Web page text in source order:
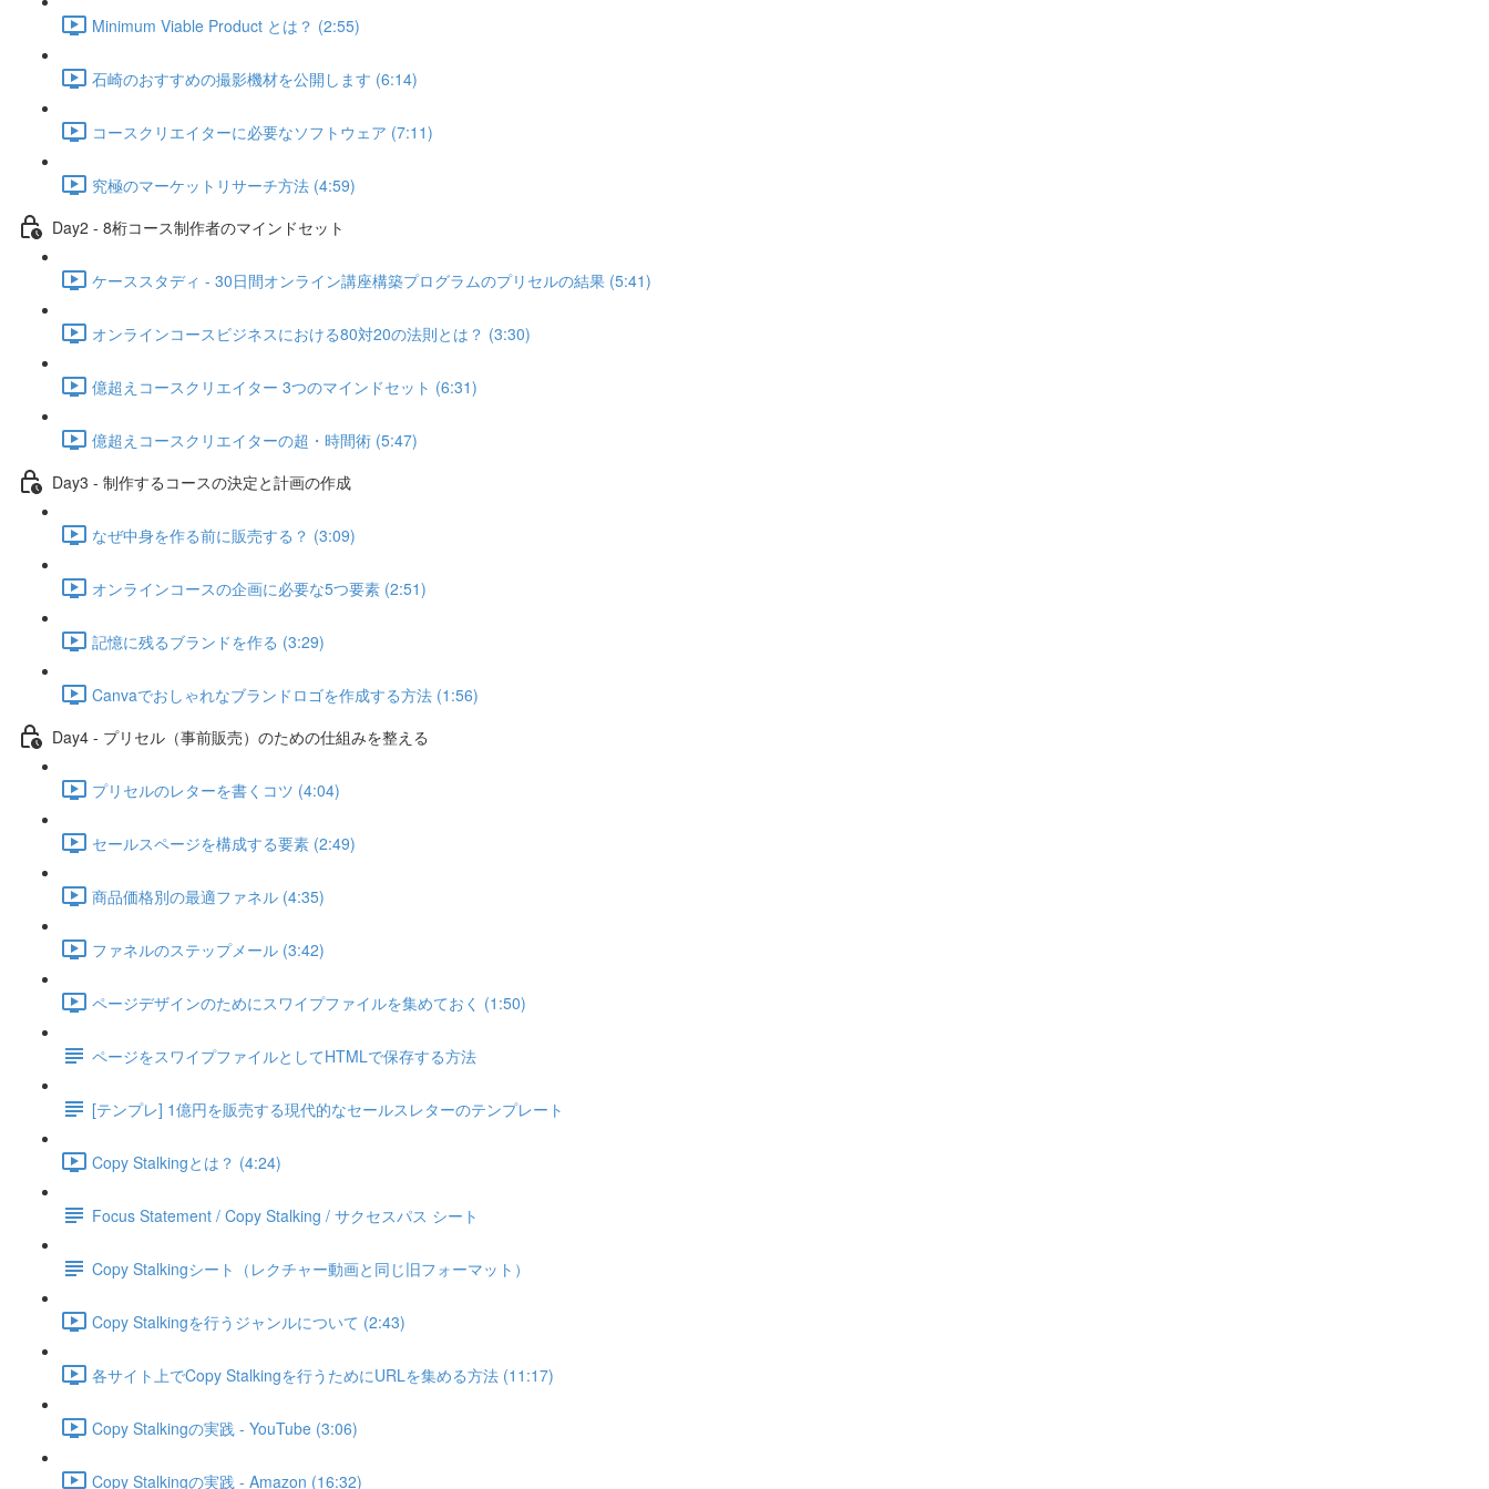
Minimum Viable Product とは？ (2:55)
石崎のおすすめの撮影機材を公開します (6:14)
コースクリエイターに必要なソフトウェア (7:11)
究極のマーケットリサーチ方法 (4:59)
Day2 - 8桁コース制作者のマインドセット
ケーススタディ - 30日間オンライン講座構築プログラムのプリセルの結果 (5:41)
オンラインコースビジネスにおける80対20の法則とは？ (3:30)
億超えコースクリエイター 3つのマインドセット (6:31)
億超えコースクリエイターの超・時間術 (5:47)
Day3 - 制作するコースの決定と計画の作成
なぜ中身を作る前に販売する？ (3:09)
オンラインコースの企画に必要な5つ要素 (2:51)
記憶に残るブランドを作る (3:29)
Canvaでおしゃれなブランドロゴを作成する方法 (1:56)
Day4 - プリセル（事前販売）のための仕組みを整える
プリセルのレターを書くコツ (4:04)
セールスページを構成する要素 (2:49)
商品価格別の最適ファネル (4:35)
ファネルのステップメール (3:42)
ページデザインのためにスワイプファイルを集めておく (1:50)
ページをスワイプファイルとしてHTMLで保存する方法
[テンプレ] 1億円を販売する現代的なセールスレターのテンプレート
Copy Stalkingとは？ (4:24)
Focus Statement / Copy Stalking / サクセスパス シート
Copy Stalkingシート（レクチャー動画と同じ旧フォーマット）
Copy Stalkingを行うジャンルについて (2:43)
各サイト上でCopy Stalkingを行うためにURLを集める方法 (11:17)
Copy Stalkingの実践 - YouTube (3:06)
Copy Stalkingの実践 - Amazon (16:32)